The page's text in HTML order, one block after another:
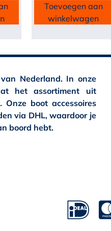
Toevoegen aan
winkelwagen
Nederland. In onze
het assortiment uit
boot accessoires
via DHL, waardoor je
boord hebt.